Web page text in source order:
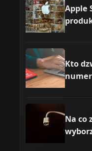
Apple
Kto
Na co